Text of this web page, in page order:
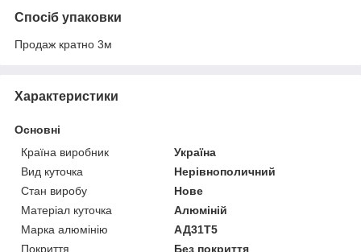
Спосіб упаковки
Продаж кратно 3м
Характеристики
Основні
Країна виробник
Україна
Вид куточка
Нерівнополичний
Стан виробу
Нове
Матеріал куточка
Алюміній
Марка алюмінію
АД31Т5
Покриття
Без покриття